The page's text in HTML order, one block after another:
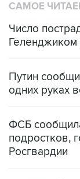
САМОЕ
Число
Геленджиком
Путин
одних руках
ФСБ
подростков,
Росгвардии